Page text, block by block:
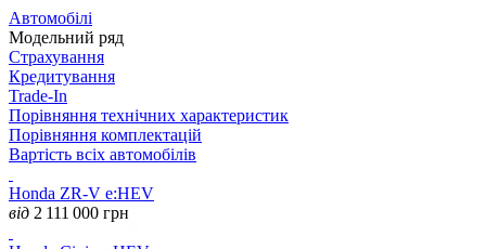
Автомобілі
Модельний ряд
Страхування
Кредитування
Trade-In
Порівняння технічних характеристик
Порівняння комплектацій
Вартість всіх автомобілів
Honda ZR-V e:HEV
від 2 111 000 грн